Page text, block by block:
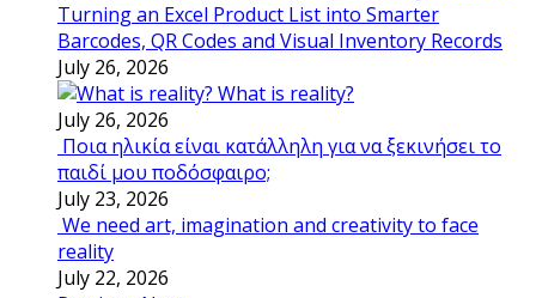
Turning an Excel Product List into Smarter
Barcodes, QR Codes and Visual Inventory Records
July 26, 2026
What is reality?
July 26, 2026
Ποια ηλικία είναι κατάλληλη για να ξεκινήσει το
παιδί μου ποδόσφαιρο;
July 23, 2026
We need art, imagination and creativity to face
reality
July 22, 2026